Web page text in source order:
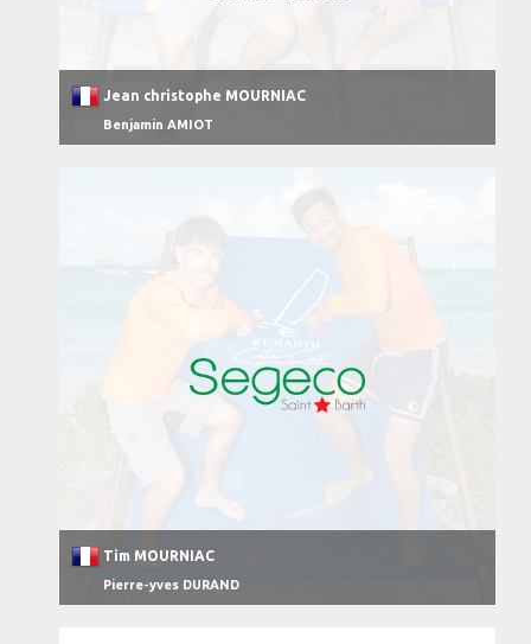
Jean christophe MOURNIAC
Benjamin AMIOT
Tim MOURNIAC
Pierre-yves DURAND